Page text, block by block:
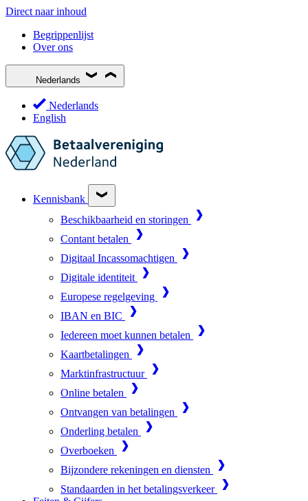
Direct naar inhoud
Begrippenlijst
Over ons
Nederlands
Nederlands
English
Kennisbank
Beschikbaarheid en storingen
Contant betalen
Digitaal Incassomachtigen
Digitale identiteit
Europese regelgeving
IBAN en BIC
Iedereen moet kunnen betalen
Kaartbetalingen
Marktinfrastructuur
Online betalen
Ontvangen van betalingen
Onderling betalen
Overboeken
Bijzondere rekeningen en diensten
Standaarden in het betalingsverkeer